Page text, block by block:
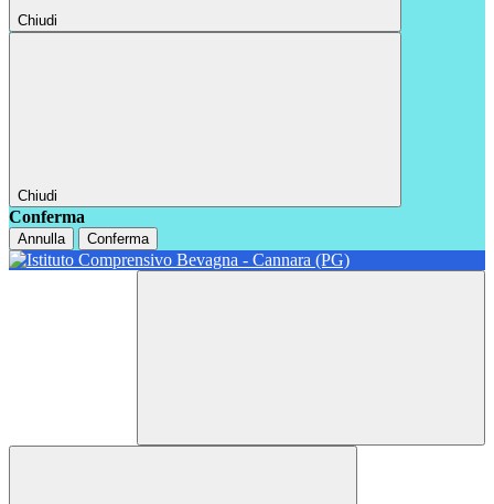
Chiudi
Chiudi
Conferma
Annulla Conferma